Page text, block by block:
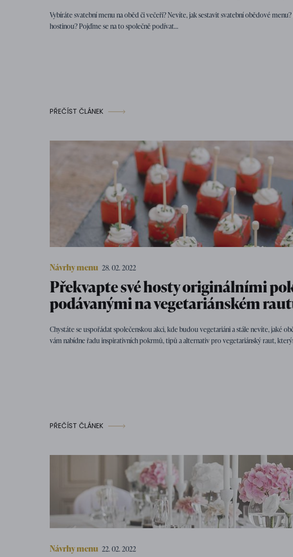
Vybíráte svatební menu na oběd či večeři? Nevíte, jak sestavit svatební obědové
hostinou? Pojďme se na to společně podívat...
PŘEČÍST ČLÁNEK
Návrhy menu 28. 02. 2022
Překvapte své hosty originálními
podávanými na vegetariánském
Chystáte se uspořádat společenskou akci, kde budou vegetariáni a stále nevíte, jaké
vám nabídne řadu inspirativních pokrmů, tipů a alternativ pro vegetariánský raut,
PŘEČÍST ČLÁNEK
Návrhy menu 22. 02. 2022